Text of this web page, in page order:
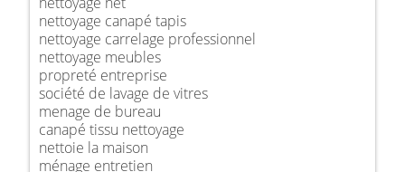
nettoyage canapé tapis
nettoyage carrelage professionnel
nettoyage meubles
propreté entreprise
société de lavage de vitres
menage de bureau
canapé tissu nettoyage
nettoie la maison
ménage entretien